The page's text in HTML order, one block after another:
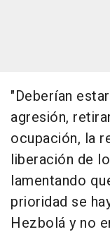
"Deberían
agresión,
ocupación, la
liberación de
lamentando
prioridad se
Hezbolá y no